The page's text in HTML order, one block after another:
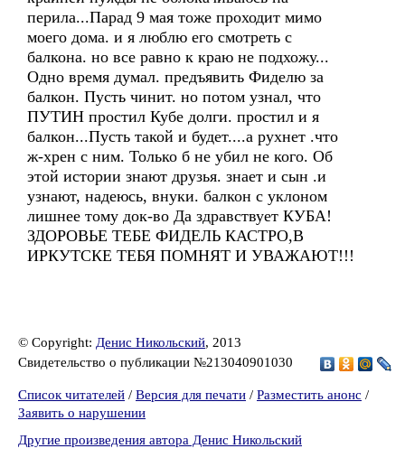
перила...Парад 9 мая тоже проходит мимо
моего дома. и я люблю его смотреть с
балкона. но все равно к краю не подхожу...
Одно время думал. предъявить Фиделю за
балкон. Пусть чинит. но потом узнал, что
ПУТИН простил Кубе долги. простил и я
балкон...Пусть такой и будет....а рухнет .что
ж-хрен с ним. Только б не убил не кого. Об
этой истории знают друзья. знает и сын .и
узнают, надеюсь, внуки. балкон с уклоном
лишнее тому док-во Да здравствует КУБА!
ЗДОРОВЬЕ ТЕБЕ ФИДЕЛЬ КАСТРО,В
ИРКУТСКЕ ТЕБЯ ПОМНЯТ И УВАЖАЮТ!!!
© Copyright: Денис Никольский, 2013
Свидетельство о публикации №213040901030
Список читателей / Версия для печати / Разместить анонс /
Заявить о нарушении
Другие произведения автора Денис Никольский